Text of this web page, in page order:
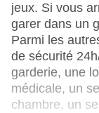
jeux. Si vous
garer dans un
Parmi les
de sécurité
garderie, une
médicale, un
chambre, un